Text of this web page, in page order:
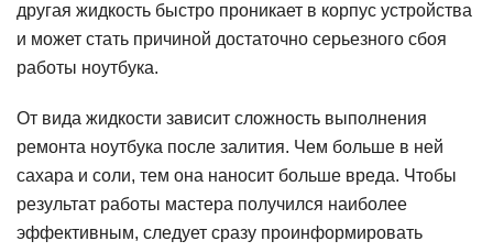
другая жидкость быстро проникает в корпус устройства
и может стать причиной достаточно серьезного сбоя
работы ноутбука.
От вида жидкости зависит сложность выполнения
ремонта ноутбука после залития. Чем больше в ней
сахара и соли, тем она наносит больше вреда. Чтобы
результат работы мастера получился наиболее
эффективным, следует сразу проинформировать